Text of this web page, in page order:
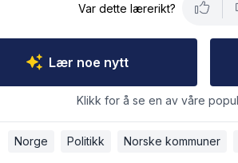
Var dette lærerikt?
Lær noe nytt
Klikk for å se en av våre
Norge Politikk Norske kommuner